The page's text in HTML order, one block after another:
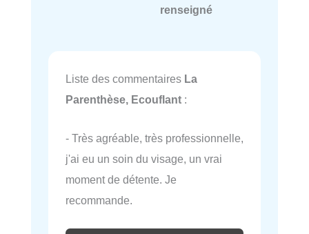
renseigné
Liste des commentaires La
Parenthèse, Ecouflant :
- Très agréable, très professionnelle,
j'ai eu un soin du visage, un vrai
moment de détente. Je
recommande.